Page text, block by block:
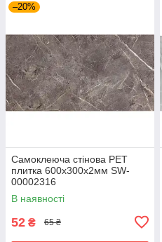
–20%
Самоклеюча стінова PET
плитка 600х300х2мм SW-
00002316
В наявності
52 ₴ 65 ₴